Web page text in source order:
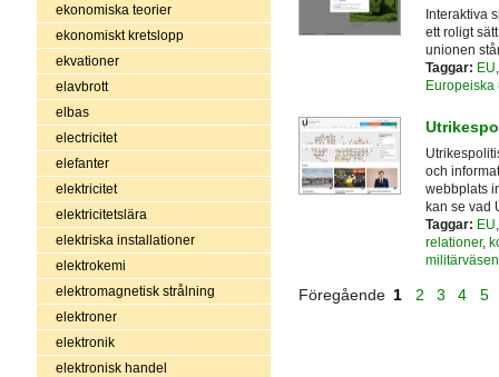
ekonomiska teorier
ekonomiskt kretslopp
ekvationer
elavbrott
elbas
electricitet
elefanter
elektricitet
elektricitetslära
elektriska installationer
elektrokemi
elektromagnetisk strålning
elektroner
elektronik
elektronisk handel
Interaktiva
ett roligt
unionen
Taggar: EU
Europeiska
och
webbplats
kan se vad
Taggar: EU
relationer,
militärväsen
Föregående 1 2 3 4 5